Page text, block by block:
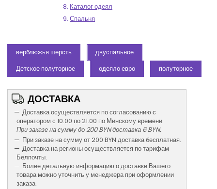
Каталог одеял
Спальня
верблюжья шерсть
двуспальное
Детское полуторное
одеяло евро полуторное
ДОСТАВКА
Доставка осуществляется по согласованию с
оператором с 10.00 по 21.00 по Минскому времени.
При заказе на сумму до 200 BYN доставка 6 BYN.
При заказе на сумму от 200 BYN доставка бесплатная.
Доставка на регионы осуществляется по тарифам
Белпочты.
Более детальную информацию о доставке Вашего
товара можно уточнить у менеджера при оформлении
заказа.